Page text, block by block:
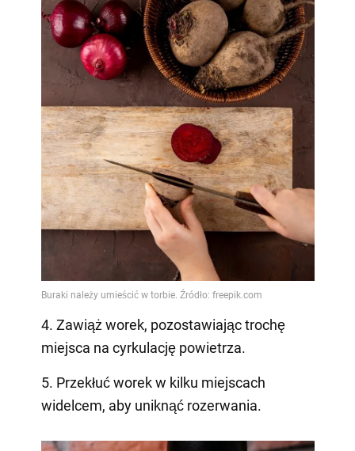
4. Zawiąż worek, pozostawiając trochę
miejsca na cyrkulację powietrza.
5. Przekłuć worek w kilku miejscach
widelcem, aby uniknąć rozerwania.